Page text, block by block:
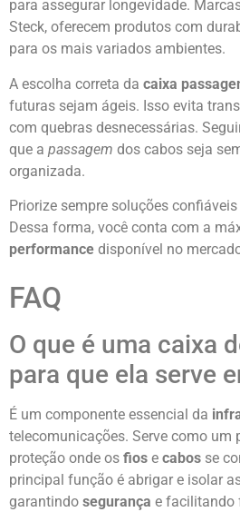
para assegurar longevidade.
Steck, oferecem produtos com
para os mais variados ambientes.
A escolha correta da caixa
futuras sejam ágeis. Isso evita
com quebras desnecessárias.
que a passagem dos cabos seja
organizada.
Priorize sempre soluções
Dessa forma, você conta com a
performance disponível no
FAQ
O que é uma caixa
para que ela serve
É um componente essencial da
telecomunicações. Serve como um
proteção onde os fios e cabos se
principal função é abrigar e isolar
garantindo segurança e facilitando